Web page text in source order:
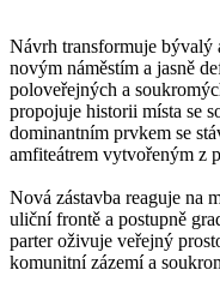
Návrh transformuje bývalý
novým náměstím a jasně
poloveřejných a
propojuje historii místa se
dominantním prvkem se
amfiteátrem vytvořeným z
Nová zástavba reaguje na
uliční frontě a postupně
parter oživuje veřejný
komunitní zázemí a